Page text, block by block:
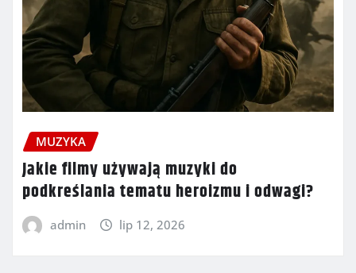
MUZYKA
Jakie filmy używają muzyki do
podkreślania tematu heroizmu i odwagi?
admin lip 12, 2026